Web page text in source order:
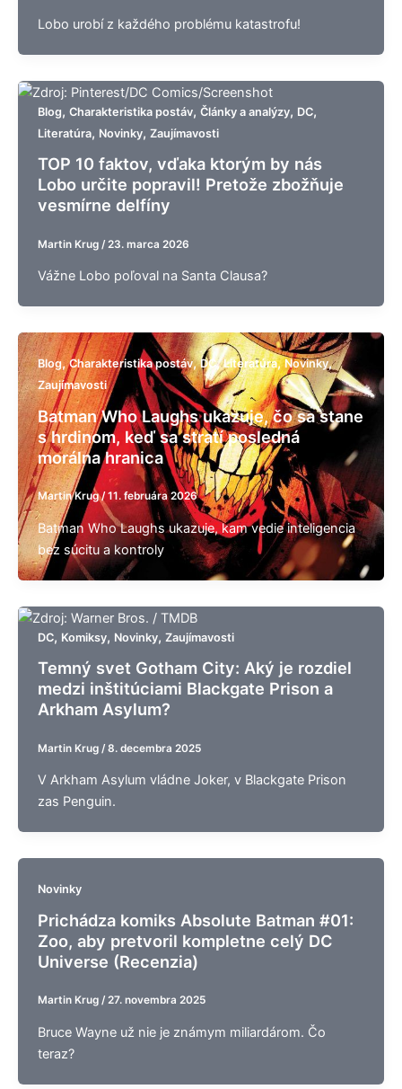
Lobo urobí z každého problému katastrofu!
Blog, Charakteristika postáv, Články a analýzy, DC,
Literatúra, Novinky, Zaujímavosti
TOP 10 faktov, vďaka ktorým by nás
Lobo určite popravil! Pretože zbožňuje
vesmírne delfíny
Martin Krug / 23. marca 2026
Vážne Lobo poľoval na Santa Clausa?
Blog,Charakteristika postáv,DC,Literatúra,Novinky,
Zaujímavosti
Batman Who Laughs ukazuje, čo sa stane
s hrdinom, keď sa stratí posledná
morálna hranica
Martin Krug/11. februára 2026
Batman Who Laughs ukazuje, kam vedie inteligencia
bez súcitu a kontroly
DC, Komiksy, Novinky, Zaujímavosti
Temný svet Gotham City: Aký je rozdiel
medzi inštitúciami Blackgate Prison a
Arkham Asylum?
Martin Krug / 8. decembra 2025
V Arkham Asylum vládne Joker, v Blackgate Prison
zas Penguin.
Novinky
Prichádza komiks Absolute Batman #01:
Zoo, aby pretvoril kompletne celý DC
Universe (Recenzia)
Martin Krug / 27. novembra 2025
Bruce Wayne už nie je známym miliardárom. Čo
teraz?